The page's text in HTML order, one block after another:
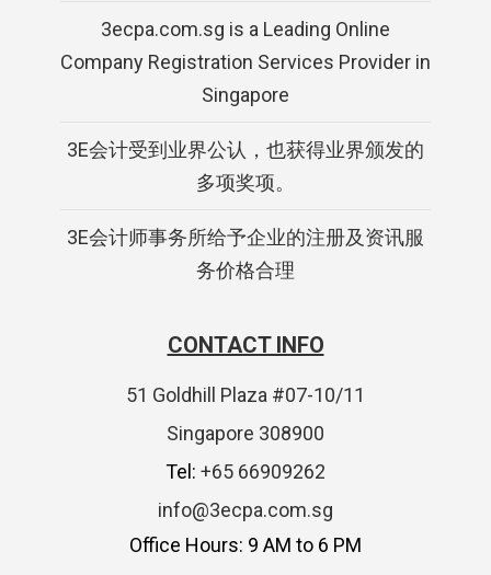
3ecpa.com.sg is a Leading Online
Company Registration Services Provider in
Singapore
3E会计受到业界公认，也获得业界颁发的
多项奖项。
3E会计师事务所给予企业的注册及资讯服
务价格合理
CONTACT INFO
51 Goldhill Plaza #07-10/11
Singapore 308900
Tel: +65 66909262
info@3ecpa.com.sg
Office Hours: 9 AM to 6 PM